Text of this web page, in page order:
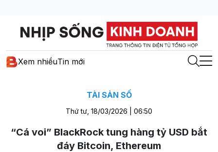
Xem nhiềuTin mới
TÀI SẢN SỐ
Thứ tư, 18/03/2026 | 06:50
“Cá voi” BlackRock tung hàng tỷ USD bắt
đáy Bitcoin, Ethereum